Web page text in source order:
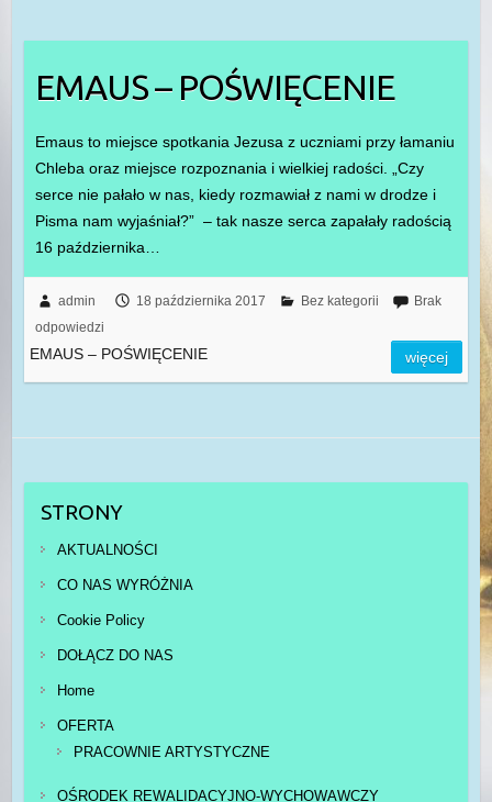
EMAUS – POŚWIĘCENIE
Emaus to miejsce spotkania Jezusa z uczniami przy łamaniu
Chleba oraz miejsce rozpoznania i wielkiej radości. „Czy
serce nie pałało w nas, kiedy rozmawiał z nami w drodze i
Pisma nam wyjaśniał?” – tak nasze serca zapałały radością
16 października…
admin 18 października 2017 Bez kategorii
Brak
odpowiedzi
EMAUS – POŚWIĘCENIE więcej
STRONY
AKTUALNOŚCI
CO NAS WYRÓŻNIA
Cookie Policy
DOŁĄCZ DO NAS
Home
OFERTA
PRACOWNIE ARTYSTYCZNE
OŚRODEK REWALIDACYJNO-WYCHOWAWCZY